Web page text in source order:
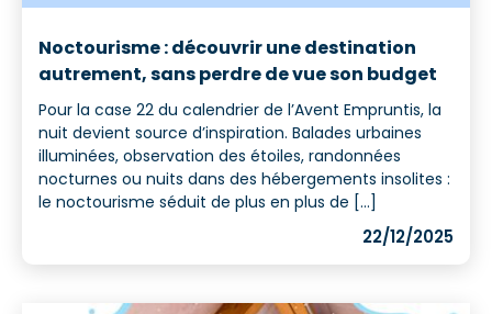
Noctourisme : découvrir une destination
autrement, sans perdre de vue son budget
Pour la case 22 du calendrier de l’Avent Empruntis, la
nuit devient source d’inspiration. Balades urbaines
illuminées, observation des étoiles, randonnées
nocturnes ou nuits dans des hébergements insolites :
le noctourisme séduit de plus en plus de [...]
22/12/2025